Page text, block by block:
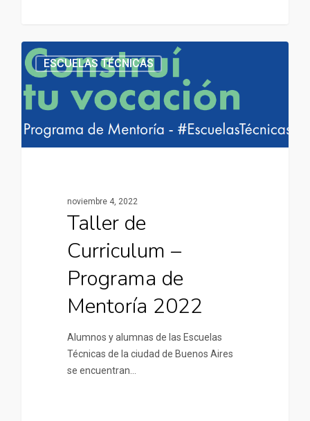
ESCUELAS TÉCNICAS
noviembre 4, 2022
Taller de
Curriculum –
Programa de
Mentoría 2022
Alumnos y alumnas de las Escuelas
Técnicas de la ciudad de Buenos Aires
se encuentran…